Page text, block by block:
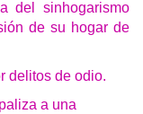
del sinhogarismo
de su hogar de
delitos de odio.
a una